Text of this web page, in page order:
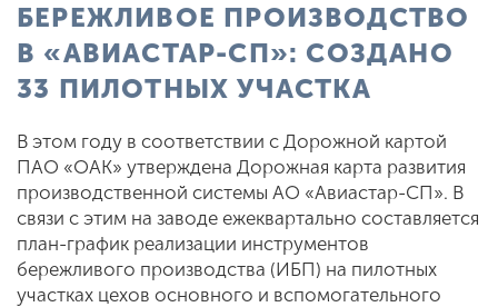
БЕРЕЖЛИВОЕ ПРОИЗВОДСТВО
В «АВИАСТАР-СП»: СОЗДАНО
33 ПИЛОТНЫХ УЧАСТКА
В этом году в соответствии с Дорожной картой
ПАО «ОАК» утверждена Дорожная карта развития
производственной системы АО «Авиастар-СП». В
связи с этим на заводе ежеквартально составляется
план-график реализации инструментов
бережливого производства (ИБП) на пилотных
участках цехов основного и вспомогательного